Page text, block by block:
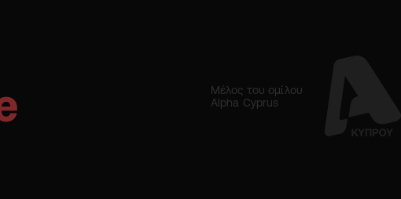
Μέλος του ομίλου
Alpha Cyprus